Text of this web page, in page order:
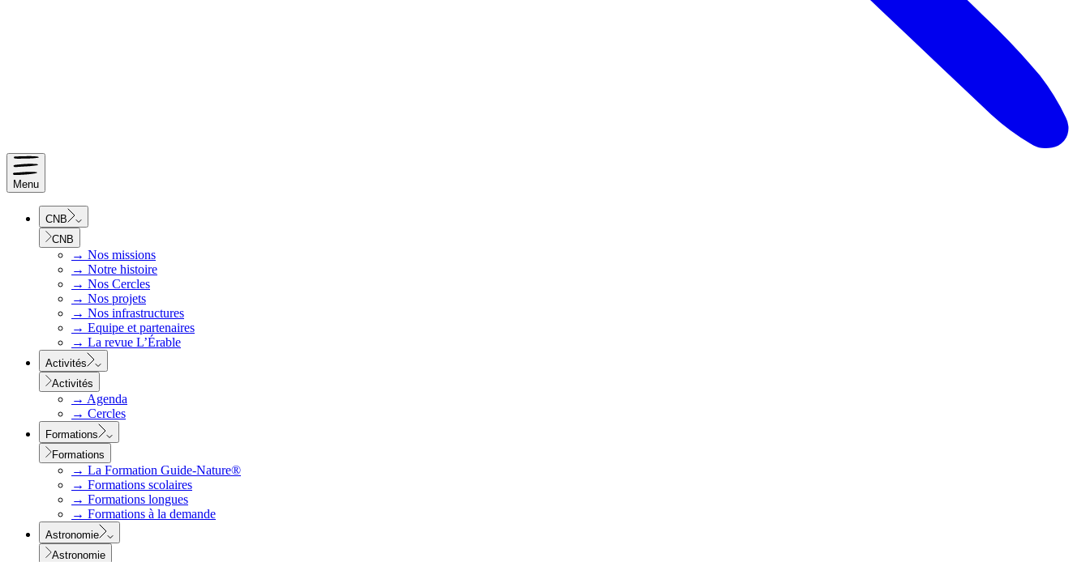
Menu
CNB
CNB
→ Nos missions
→ Notre histoire
→ Nos Cercles
→ Nos projets
→ Nos infrastructures
→ Equipe et partenaires
→ La revue L’Érable
Activités
Activités
→ Agenda
→ Cercles
Formations
Formations
→ La Formation Guide-Nature®
→ Formations scolaires
→ Formations longues
→ Formations à la demande
Astronomie
Astronomie